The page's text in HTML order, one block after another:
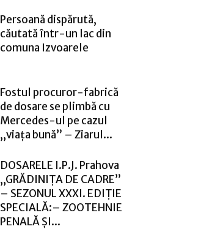
Persoană dispărută,
căutată într-un lac din
comuna Izvoarele
Fostul procuror-fabrică
de dosare se plimbă cu
Mercedes-ul pe cazul
„viața bună” – Ziarul...
DOSARELE I.P.J. Prahova
„GRĂDINIȚA DE CADRE”
– SEZONUL XXXI. EDIȚIE
SPECIALĂ:– ZOOTEHNIE
PENALĂ ȘI...